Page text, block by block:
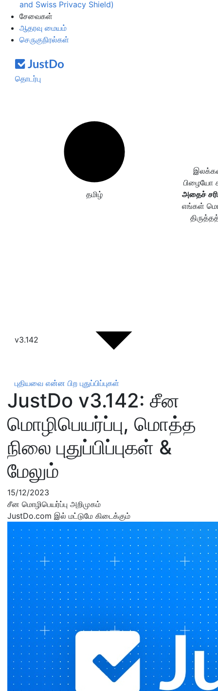
and Swiss Privacy Shield)
சேவைகள்
ஆதரவு மையம்
செருகுநிரல்கள்
தொடர்பு
தமிழ்
பிழையோ
அதைச்
எங்கள்
v3.142
புதியவை என்ன பிற புதுப்பிப்புகள்
JustDo v3.142: சீன
மொழிபெயர்ப்பு, மொத்த
நிலை புதுப்பிப்புகள் &
மேலும்
15/12/2023
சீன மொழிபெயர்ப்பு அறிமுகம்
JustDo.com இல் மட்டுமே கிடைக்கும்